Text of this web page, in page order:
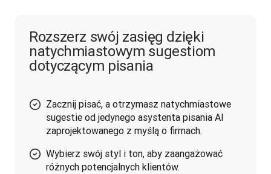
Rozszerz swój zasięg dzięki
natychmiastowym sugestiom
dotyczącym pisania
Zacznij pisać, a otrzymasz natychmiastowe
sugestie od jedynego asystenta pisania AI
zaprojektowanego z myślą o firmach.
Wybierz swój styl i ton, aby zaangażować
różnych potencjalnych klientów.